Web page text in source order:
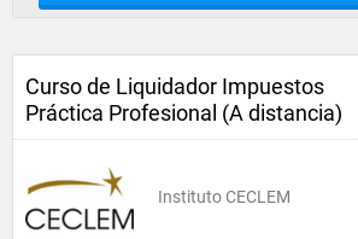
Curso de Liquidador Impuestos
Práctica Profesional (A distancia)
Instituto CECLEM